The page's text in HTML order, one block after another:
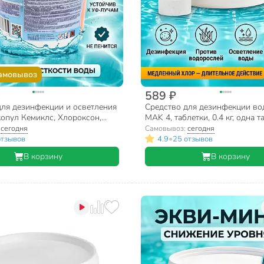
дезинфекции и осветления
Кемиклс, Хлороксон,
сегодня
В корзину
589 ₽
Средство для дезинфекции
MAK 4, таблетки, 0.4 кг, одна
200 г
Самовывоз: сегодня
4.9•25 отзывов
В корзину